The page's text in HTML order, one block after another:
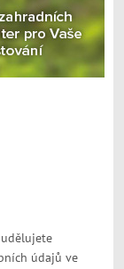
údajů ve